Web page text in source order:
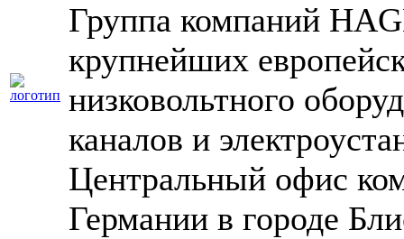
Группа компаний
крупнейших
низковольтного
каналов и
Центральный офис
Германии в городе